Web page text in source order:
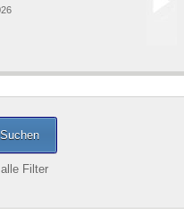
alle Filter